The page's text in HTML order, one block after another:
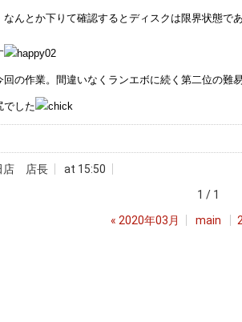
んとか下りて確認するとディスクは限界状態で
の作業。間違いなくランエボに続く第二位の難
でした
店 店長
at 15:50
1 / 1
« 2020年03月 main